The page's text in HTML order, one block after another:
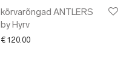
kõrvarõngad ANTLERS
by Hyrv
€ 120.00